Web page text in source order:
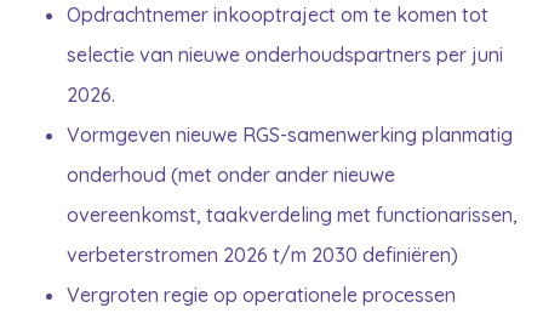
Opdrachtnemer inkooptraject om te komen tot
selectie van nieuwe onderhoudspartners per juni
2026.
Vormgeven nieuwe RGS-samenwerking planmatig
onderhoud (met onder ander nieuwe
overeenkomst, taakverdeling met functionarissen,
verbeterstromen 2026 t/m 2030 definiëren)
Vergroten regie op operationele processen